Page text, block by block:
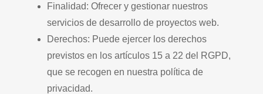
Finalidad: Ofrecer y gestionar nuestros
servicios de desarrollo de proyectos web.
Derechos: Puede ejercer los derechos
previstos en los artículos 15 a 22 del RGPD,
que se recogen en nuestra política de
privacidad.